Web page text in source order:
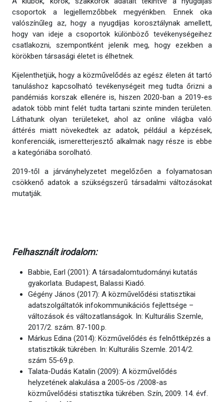
csoportok a legjellemzőbbek megyénkben. Ennek oka
valószínűleg az, hogy a nyugdíjas korosztálynak amellett,
hogy van ideje a csoportok különböző tevékenységeihez
csatlakozni, szempontként jelenik meg, hogy ezekben a
körökben társasági életet is élhetnek.
Kijelenthetjük, hogy a közművelődés az egész életen át tartó
tanuláshoz kapcsolható tevékenységeit meg tudta őrizni a
pandémiás korszak ellenére is, hiszen 2020-ban a 2019-es
adatok több mint felét tudta tartani szinte minden területen.
Láthatunk olyan területeket, ahol az online világba való
áttérés miatt növekedtek az adatok, például a képzések,
konferenciák, ismeretterjesztő alkalmak nagy része is ebbe
a kategóriába sorolható.
2019-től a járványhelyzetet megelőzően a folyamatosan
csökkenő adatok a szükségszerű társadalmi változásokat
mutatják.
Felhasznált irodalom:
Babbie, Earl (2001): A társadalomtudományi kutatás
gyakorlata. Budapest, Balassi Kiadó.
Gégény János (2017): A közművelődési statisztikai
adatszolgáltatók infokommunikációs fejlettsége –
változások és változatlanságok. In: Kulturális Szemle,
2017/2. szám. 87-100.p.
Márkus Edina (2014): Közművelődés és felnőttképzés a
statisztikák tükrében. In: Kulturális Szemle. 2014/2.
szám 55-69.p.
Talata-Dudás Katalin (2009): A közművelődés
helyzetének alakulása a 2005-ös /2008-as
közművelődési statisztika tükrében. Szín, 2009. 14. évf.